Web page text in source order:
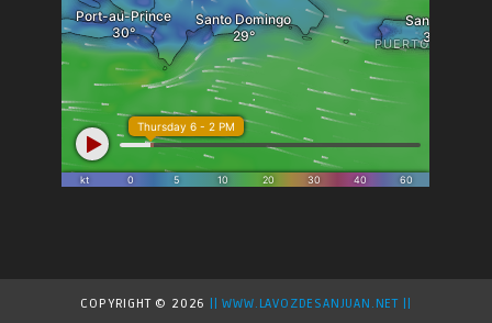
COPYRIGHT © 2026 || WWW.LAVOZDESANJUAN.NET ||